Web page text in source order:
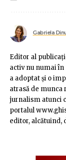
Gabriela
Editor al
activ nu numai
a adoptat şi o
atrasă de munca
jurnalism atunci
portalul
editor, alcătuind,